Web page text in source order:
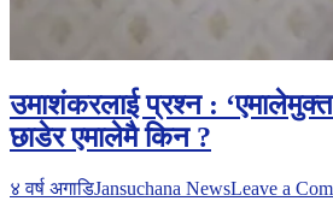
उमाशंकरलाई प्रश्न :
छाडेर एमालेमै किन ?
४ वर्ष अगाडिJansuchana NewsLeave a